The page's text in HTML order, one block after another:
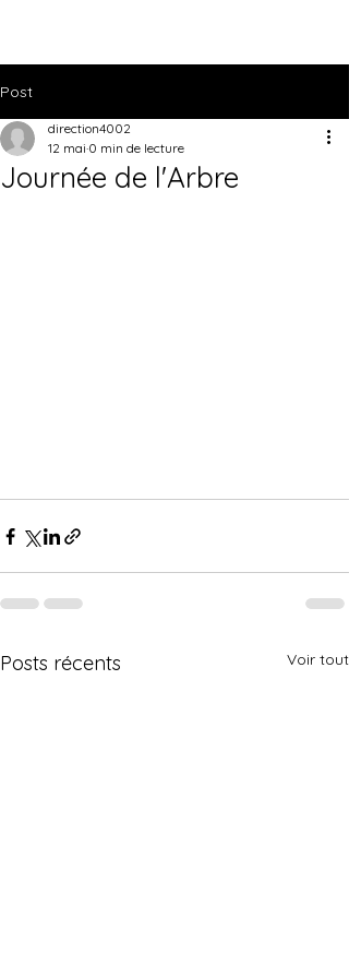
Post
Journée de l'Arbre
direction4002
12 mai 0 min de lecture
Posts récents Voir tout